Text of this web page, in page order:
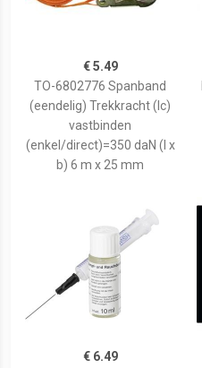
€ 5.49
TO-6802776 Spanband
(eendelig) Trekkracht (lc)
vastbinden
(enkel/direct)=350 daN (l x
b) 6 m x 25 mm
€ 6.49